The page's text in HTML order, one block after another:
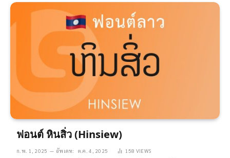
ฟอนต์ หินสิ่ว (Hinsiew)
ก.พ. 1, 2025 อัพเดท: ต.ค. 4, 2025 158 VIEWS